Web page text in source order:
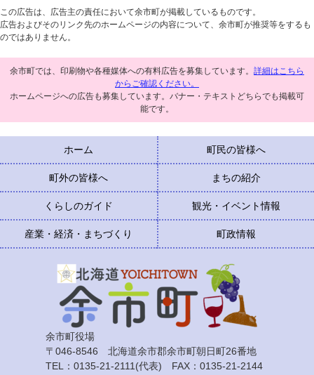
この広告は、広告主の責任において余市町が掲載しているものです。
広告およびそのリンク先のホームページの内容について、余市町が推奨等をするも
のではありません。
余市町では、印刷物や各種媒体への有料広告を募集しています。 詳細はこちら
からご確認ください。
ホームページへの広告も募集しています。バナー・テキストどちらでも掲載可
能です。
ホーム 町民の皆様へ
町外の皆様へ まちの紹介
くらしのガイド 観光・イベント情報
産業・経済・まちづくり 町政情報
余市町役場
〒046-8546 北海道余市郡余市町朝日町26番地
TEL：0135-21-2111(代表) FAX：0135-21-2144